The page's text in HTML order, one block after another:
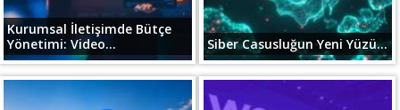
Kurumsal İletişimde Bütçe
Yönetimi: Video...
Siber Casusluğun Yeni Yüzü...